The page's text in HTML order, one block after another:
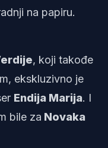
na papiru.
, koji takođe
ekskluzivno je
Endija Marija. I
bile za Novaka